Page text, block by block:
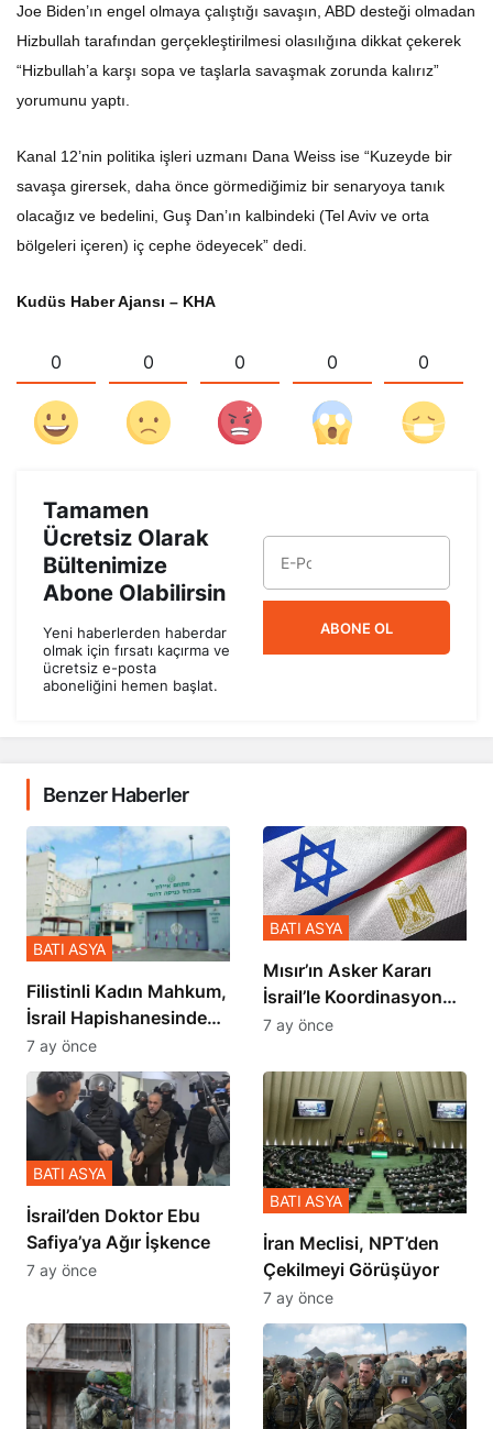
Joe Biden’ın engel olmaya çalıştığı savaşın, ABD desteği olmadan
Hizbullah tarafından gerçekleştirilmesi olasılığına dikkat çekerek
“Hizbullah’a karşı sopa ve taşlarla savaşmak zorunda kalırız”
yorumunu yaptı.
Kanal 12’nin politika işleri uzmanı Dana Weiss ise “Kuzeyde bir
savaşa girersek, daha önce görmediğimiz bir senaryoya tanık
olacağız ve bedelini, Guş Dan’ın kalbindeki (Tel Aviv ve orta
bölgeleri içeren) iç cephe ödeyecek” dedi.
Kudüs Haber Ajansı – KHA
0 0 0 0 0
Tamamen
Ücretsiz Olarak
Bültenimize
Abone Olabilirsin
Yeni haberlerden haberdar
olmak için fırsatı kaçırma ve
ücretsiz e-posta
aboneliğini hemen başlat.
ABONE OL
Benzer Haberler
Filistinli Kadın Mahkum,
İsrail Hapishanesindeki
Zulmü Anlattı
BATI ASYA
7 ay önce
Mısır’ın Asker Kararı
İsrail’le Koordinasyon
İçinde Gerçekleşmiş
BATI ASYA
7 ay önce
İsrail’den Doktor Ebu
Safiya’ya Ağır İşkence
BATI ASYA
7 ay önce
İran Meclisi, NPT’den
Çekilmeyi Görüşüyor
BATI ASYA
7 ay önce